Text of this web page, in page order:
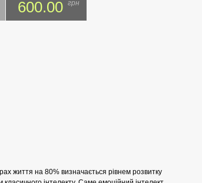
600.00 грн
життя на 80% визначається рівнем розвитку